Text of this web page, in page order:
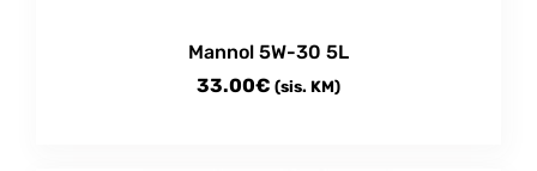
Mannol 5W-30 5L
33.00€ (sis. KM)